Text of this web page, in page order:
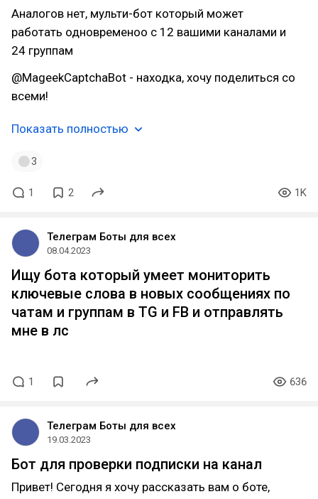
Аналогов нет, мульти-бот который может
работать одновременоо с 12 вашими каналами и
24 группам
@MageekCaptchaBot - находка, хочу поделиться со
всеми!
Показать полностью
3
1 2 1K
Телеграм Боты для всех
08.04.2023
Ищу бота который умеет мониторить
ключевые слова в новых сообщениях по
чатам и группам в TG и FB и отправлять
мне в лс
1 636
Телеграм Боты для всех
19.03.2023
Бот для проверки подписки на канал
Привет! Сегодня я хочу рассказать вам о боте,